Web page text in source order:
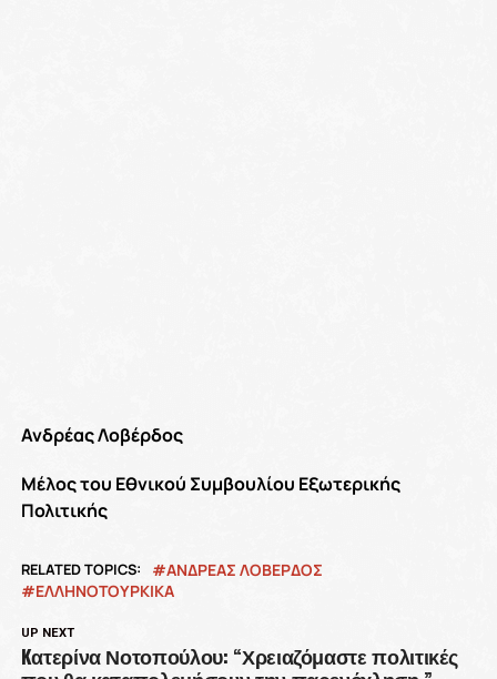
Ανδρέας Λοβέρδος
Μέλος του Εθνικού Συμβουλίου Εξωτερικής
Πολιτικής
RELATED TOPICS:
ΑΝΔΡΕΑΣ ΛΟΒΕΡΔΟΣ
ΕΛΛΗΝΟΤΟΥΡΚΙΚΑ
UP NEXT
Kατερίνα Νοτοπούλου: “Χρειαζόμαστε πολιτικές